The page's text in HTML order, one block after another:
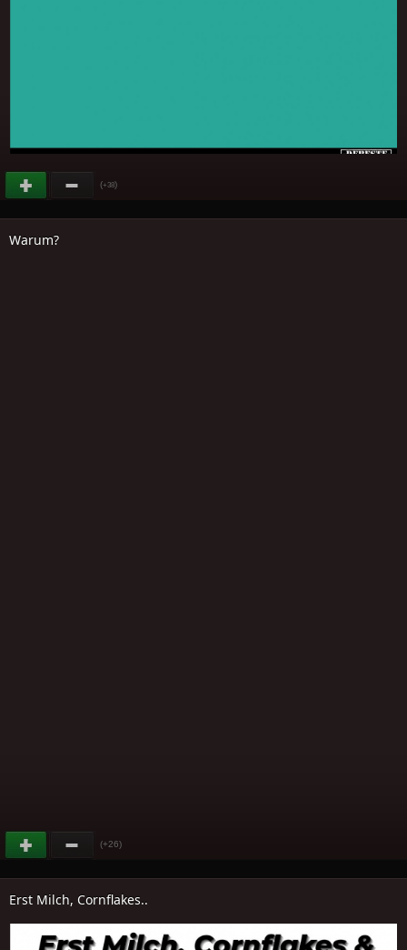
(+38)
Warum?
(+26)
Erst Milch, Cornflakes..